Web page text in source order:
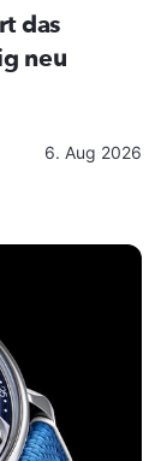
das
neu
6. Aug 2026